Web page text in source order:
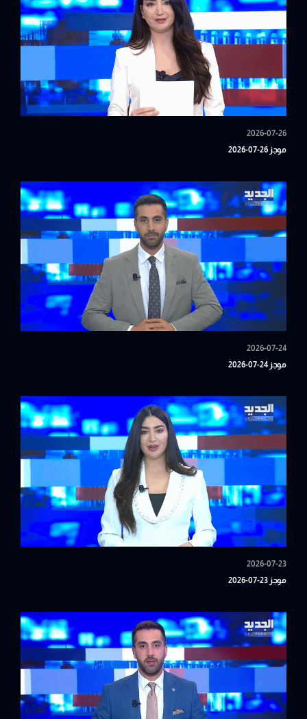
2026-07-26
موجز 26-07-2026
2026-07-24
موجز 24-07-2026
2026-07-23
موجز 23-07-2026